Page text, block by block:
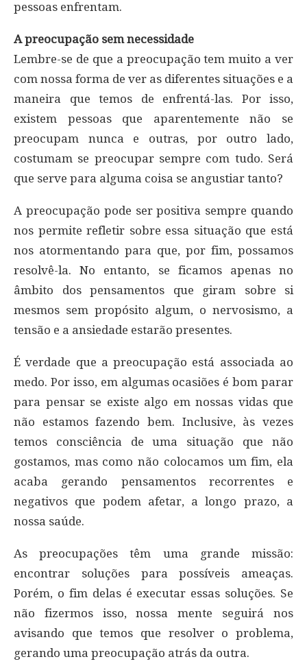
pessoas enfrentam.
A preocupação sem necessidade
Lembre-se de que a preocupação tem muito a ver
com nossa forma de ver as diferentes situações e a
maneira que temos de enfrentá-las. Por isso,
existem pessoas que aparentemente não se
preocupam nunca e outras, por outro lado,
costumam se preocupar sempre com tudo. Será
que serve para alguma coisa se angustiar tanto?
A preocupação pode ser positiva sempre quando
nos permite refletir sobre essa situação que está
nos atormentando para que, por fim, possamos
resolvê-la. No entanto, se ficamos apenas no
âmbito dos pensamentos que giram sobre si
mesmos sem propósito algum, o nervosismo, a
tensão e a ansiedade estarão presentes.
É verdade que a preocupação está associada ao
medo. Por isso, em algumas ocasiões é bom parar
para pensar se existe algo em nossas vidas que
não estamos fazendo bem. Inclusive, às vezes
temos consciência de uma situação que não
gostamos, mas como não colocamos um fim, ela
acaba gerando pensamentos recorrentes e
negativos que podem afetar, a longo prazo, a
nossa saúde.
As preocupações têm uma grande missão:
encontrar soluções para possíveis ameaças.
Porém, o fim delas é executar essas soluções. Se
não fizermos isso, nossa mente seguirá nos
avisando que temos que resolver o problema,
gerando uma preocupação atrás da outra.